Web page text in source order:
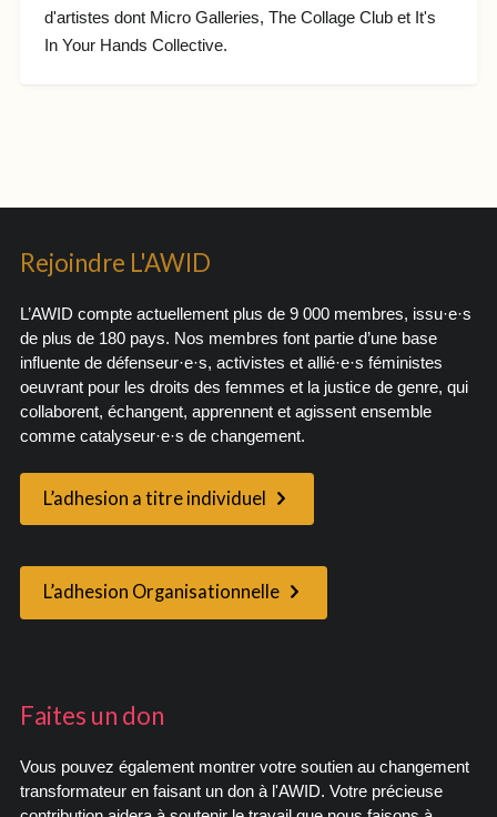
d'artistes dont Micro Galleries, The Collage Club et It's
In Your Hands Collective.
Rejoindre L'AWID
L’AWID compte actuellement plus de 9 000 membres, issu·e·s
de plus de 180 pays. Nos membres font partie d’une base
influente de défenseur·e·s, activistes et allié·e·s féministes
oeuvrant pour les droits des femmes et la justice de genre, qui
collaborent, échangent, apprennent et agissent ensemble
comme catalyseur·e·s de changement.
L’adhesion a titre individuel
L’adhesion Organisationnelle
Faites un don
Vous pouvez également montrer votre soutien au changement
transformateur en faisant un don à l'AWID. Votre précieuse